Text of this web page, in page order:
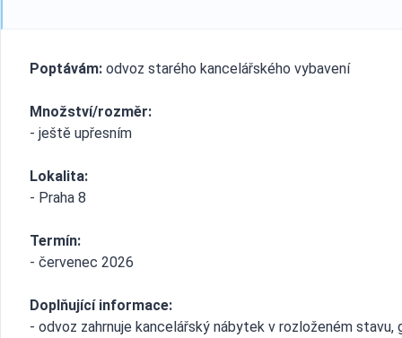
Poptávám: odvoz starého kancelářského vybavení
Množství/rozměr:
- ještě upřesním
Lokalita:
- Praha 8
Termín:
- červenec 2026
Doplňující informace:
- odvoz zahrnuje kancelářský nábytek v rozloženém stavu,